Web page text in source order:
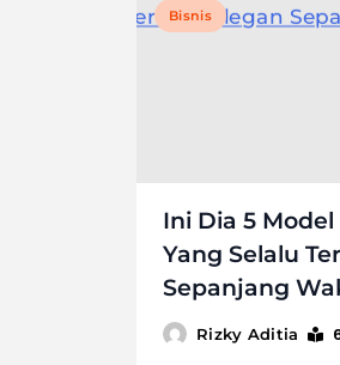
Bisnis
Ini Dia 5
Yang Selalu
Sepanjang
Rizky Aditia